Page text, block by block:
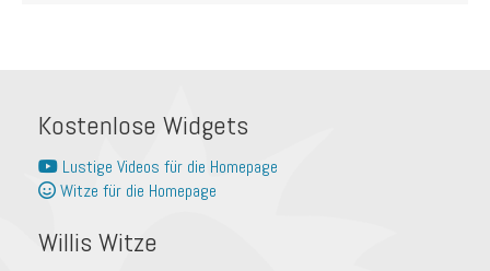
Kostenlose Widgets
Lustige Videos für die Homepage
Witze für die Homepage
Willis Witze